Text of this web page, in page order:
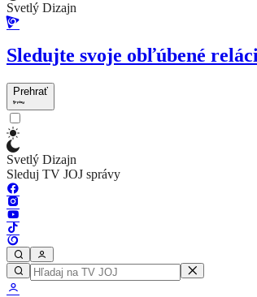
Svetlý Dizajn
Sledujte svoje obľúbené
Prehrať
Svetlý Dizajn
Sleduj TV JOJ správy